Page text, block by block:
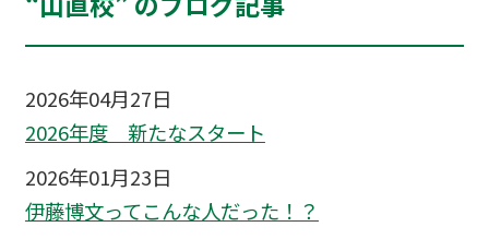
2026年04月27日
2026年度 新たなスタート
2026年01月23日
伊藤博文ってこんな人だった！？